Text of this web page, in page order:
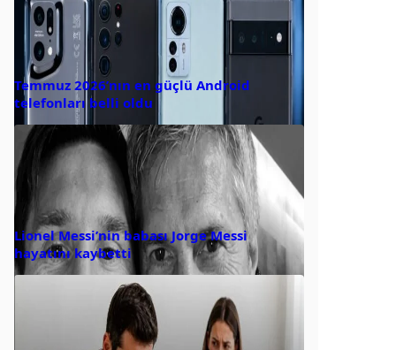
Temmuz 2026’nın en güçlü Android
telefonları belli oldu
Lionel Messi’nin babası Jorge Messi
hayatını kaybetti